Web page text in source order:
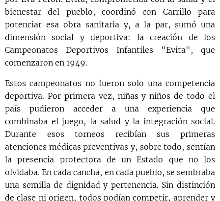
bienestar del pueblo, coordinó con Carrillo para
potenciar esa obra sanitaria y, a la par, sumó una
dimensión social y deportiva: la creación de los
Campeonatos Deportivos Infantiles "Evita", que
comenzaron en 1949.
Estos campeonatos no fueron solo una competencia
deportiva. Por primera vez, niñas y niños de todo el
país pudieron acceder a una experiencia que
combinaba el juego, la salud y la integración social.
Durante esos torneos recibían sus primeras
atenciones médicas preventivas y, sobre todo, sentían
la presencia protectora de un Estado que no los
olvidaba. En cada cancha, en cada pueblo, se sembraba
una semilla de dignidad y pertenencia. Sin distinción
de clase ni origen, todos podían competir, aprender y